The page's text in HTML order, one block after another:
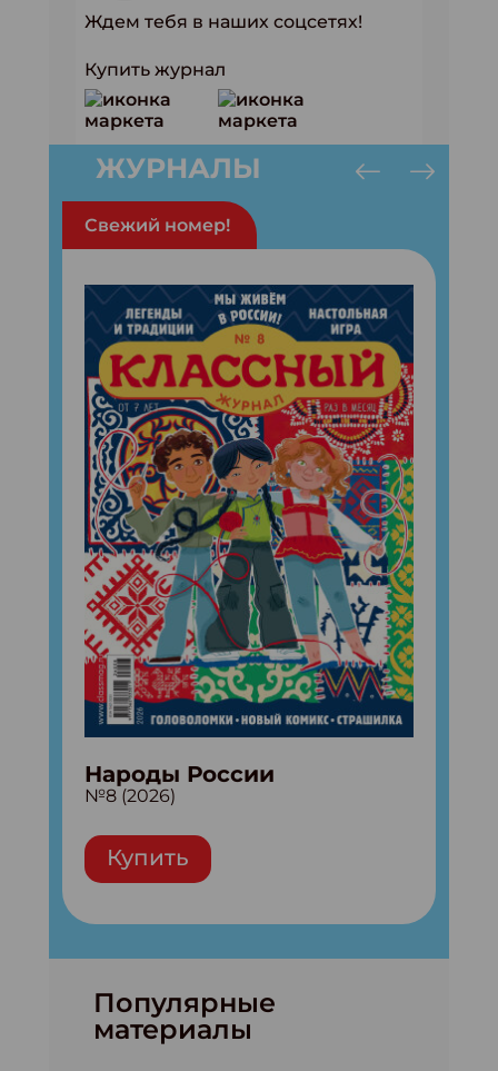
Ждем тебя в наших соцсетях!
Купить журнал
ЖУРНАЛЫ
Свежий номер!
Народы России
№8 (2026)
Купить
Популярные
материалы